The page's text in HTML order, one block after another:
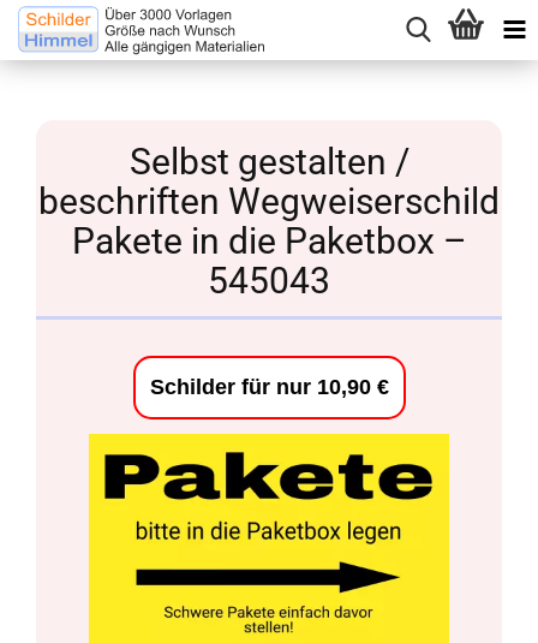
Selbst gestalten /
beschriften Wegweiserschild
Pakete in die Paketbox –
545043
Schilder für nur 10,90 €